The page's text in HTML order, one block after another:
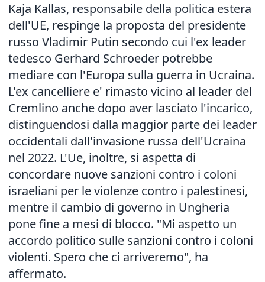
Kaja Kallas, responsabile della politica estera
dell'UE, respinge la proposta del presidente
russo Vladimir Putin secondo cui l'ex leader
tedesco Gerhard Schroeder potrebbe
mediare con l'Europa sulla guerra in Ucraina.
L'ex cancelliere e' rimasto vicino al leader del
Cremlino anche dopo aver lasciato l'incarico,
distinguendosi dalla maggior parte dei leader
occidentali dall'invasione russa dell'Ucraina
nel 2022. L'Ue, inoltre, si aspetta di
concordare nuove sanzioni contro i coloni
israeliani per le violenze contro i palestinesi,
mentre il cambio di governo in Ungheria
pone fine a mesi di blocco. "Mi aspetto un
accordo politico sulle sanzioni contro i coloni
violenti. Spero che ci arriveremo", ha
affermato.